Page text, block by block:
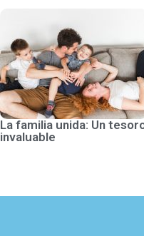
La familia unida: Un
invaluable